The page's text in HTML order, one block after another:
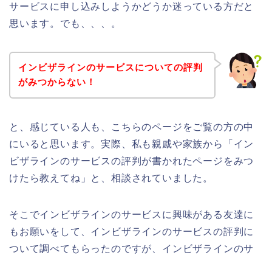
サービスに申し込みしようかどうか迷っている方だと
思います。でも、、、。
インビザラインのサービスについての評判
がみつからない！
と、感じている人も、こちらのページをご覧の方の中
にいると思います。実際、私も親戚や家族から「イン
ビザラインのサービスの評判が書かれたページをみつ
けたら教えてね」と、相談されていました。
そこでインビザラインのサービスに興味がある友達に
もお願いをして、インビザラインのサービスの評判に
ついて調べてもらったのですが、インビザラインのサ